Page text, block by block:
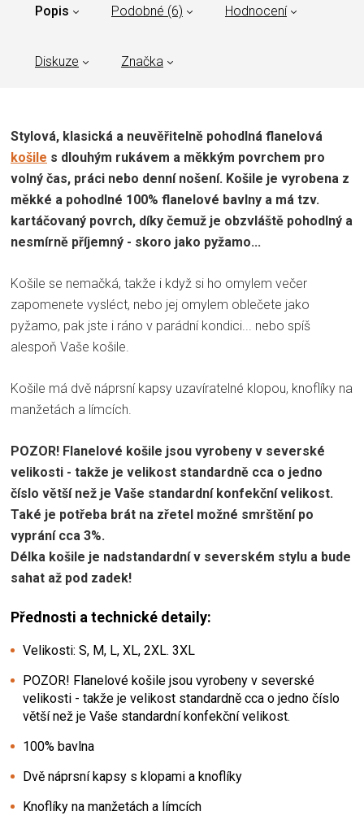
Popis Podobné (6) Hodnocení
Diskuze Značka
Stylová, klasická a neuvěřitelně pohodlná flanelová
košile s dlouhým rukávem a měkkým povrchem pro
volný čas, práci nebo denní nošení. Košile je vyrobena z
měkké a pohodlné 100% flanelové bavlny a má tzv.
kartáčovaný povrch, díky čemuž je obzvláště pohodlný a
nesmírně příjemný - skoro jako pyžamo...
Košile se nemačká, takže i když si ho omylem večer
zapomenete vysléct, nebo jej omylem oblečete jako
pyžamo, pak jste i ráno v parádní kondici... nebo spíš
alespoň Vaše košile.
Košile má dvě náprsní kapsy uzavíratelné klopou, knoflíky na
manžetách a límcích.
POZOR! Flanelové košile jsou vyrobeny v severské
velikosti - takže je velikost standardně cca o jedno
číslo větší než je Vaše standardní konfekční velikost.
Také je potřeba brát na zřetel možné smrštění po
vyprání cca 3%.
Délka košile je nadstandardní v severském stylu a bude
sahat až pod zadek!
Přednosti a technické detaily:
Velikosti: S, M, L, XL, 2XL. 3XL
POZOR! Flanelové košile jsou vyrobeny v severské
velikosti - takže je velikost standardně cca o jedno číslo
větší než je Vaše standardní konfekční velikost.
100% bavlna
Dvě náprsní kapsy s klopami a knoflíky
Knoflíky na manžetách a límcích